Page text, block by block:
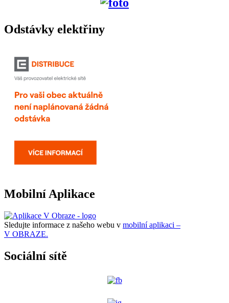
Odstávky elektřiny
Mobilní Aplikace
Sledujte informace z našeho webu v mobilní aplikaci –
V OBRAZE.
Sociální sítě